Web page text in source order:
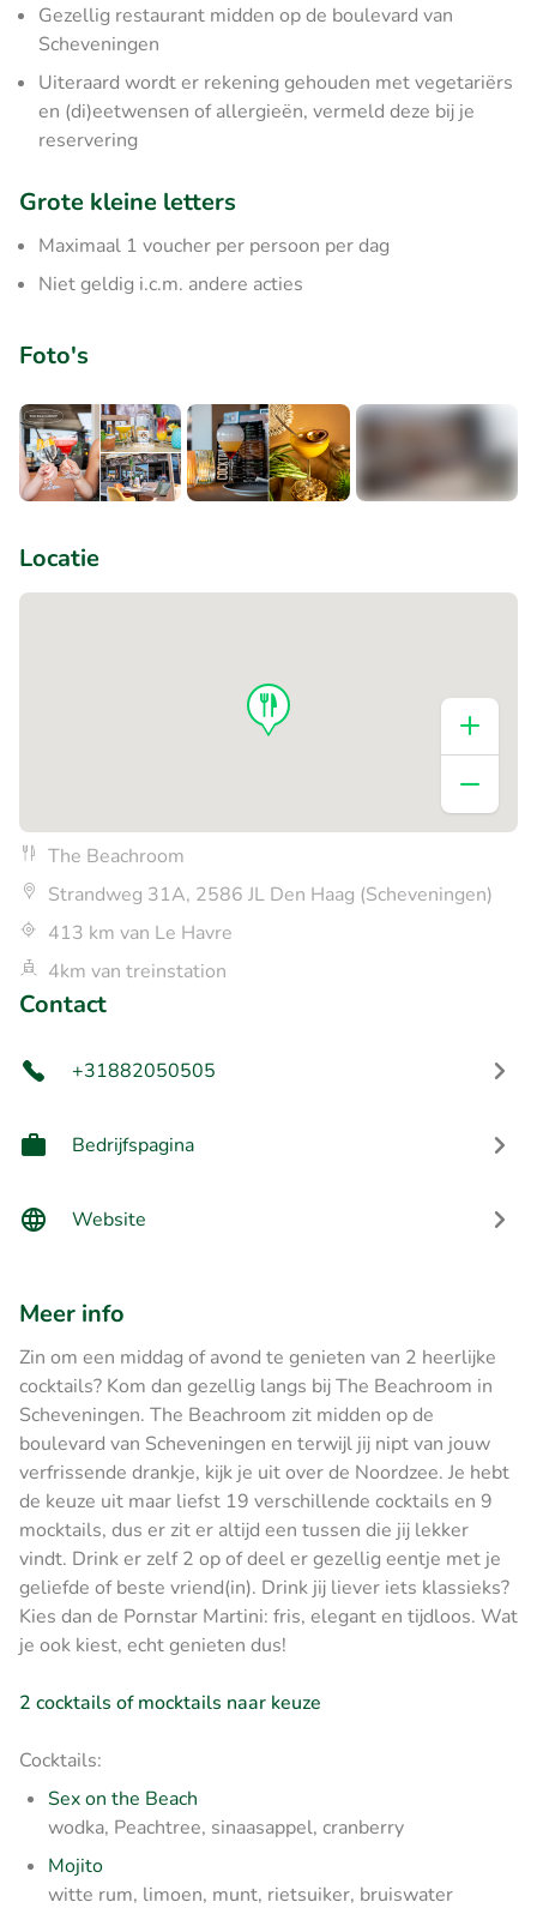
Gezellig restaurant midden op de boulevard van
Scheveningen
Uiteraard wordt er rekening gehouden met vegetariërs
en (di)eetwensen of allergieën, vermeld deze bij je
reservering
Grote kleine letters
Maximaal 1 voucher per persoon per dag
Niet geldig i.c.m. andere acties
Foto's
Locatie
The Beachroom
Strandweg 31A, 2586 JL Den Haag (Scheveningen)
413 km van Le Havre
4km van treinstation
Contact
+31882050505
Bedrijfspagina
Website
Meer info
Zin om een middag of avond te genieten van 2 heerlijke
cocktails? Kom dan gezellig langs bij The Beachroom in
Scheveningen. The Beachroom zit midden op de
boulevard van Scheveningen en terwijl jij nipt van jouw
verfrissende drankje, kijk je uit over de Noordzee. Je hebt
de keuze uit maar liefst 19 verschillende cocktails en 9
mocktails, dus er zit er altijd een tussen die jij lekker
vindt. Drink er zelf 2 op of deel er gezellig eentje met je
geliefde of beste vriend(in). Drink jij liever iets klassieks?
Kies dan de Pornstar Martini: fris, elegant en tijdloos. Wat
je ook kiest, echt genieten dus!
2 cocktails of mocktails naar keuze
Cocktails:
Sex on the Beach
wodka, Peachtree, sinaasappel, cranberry
Mojito
witte rum, limoen, munt, rietsuiker, bruiswater